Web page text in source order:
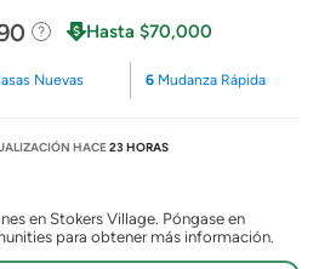
Hasta $70,000
Nuevas 6 Mudanza Rápida
HACE23 HORAS
en Stokers Village. Póngase en
para obtener más información.